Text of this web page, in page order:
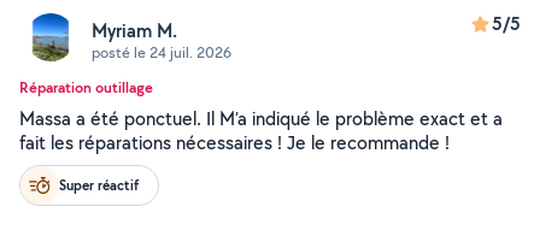
Myriam M.
posté le 24 juil. 2026
5/5
Réparation outillage
Massa a été ponctuel. Il M’a indiqué le problème exact et a
fait les réparations nécessaires ! Je le recommande !
Super réactif